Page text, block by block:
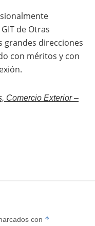
de Otras
grandes direcciones
con méritos y con
Comercio Exterior –
con *